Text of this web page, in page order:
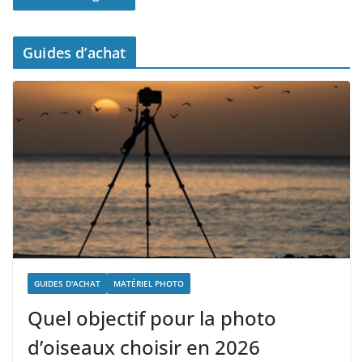
Guides d’achat
GUIDES D'ACHAT MATÉRIEL PHOTO
Quel objectif pour la photo
d’oiseaux choisir en 2026